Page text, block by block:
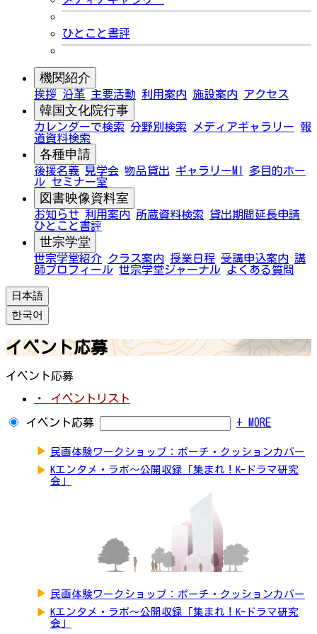
ひとこと書評
機関紹介
挨拶 沿革 主要活動 利用案内 施設案内 アクセス
韓国文化院行事
カレンダーで検索 分野別検索 メディアギャラリー 報
道資料検索
各種申請
後援名義 見学会 物品貸出 ギャラリーMI
多目的ホー
ル セミナー室
図書映像資料室
お知らせ 利用案内 所蔵資料検索
貸出期間延長申請
ひとこと書評
世宗学堂
世宗学堂紹介 クラス案内 授業日程 受講申込案内 講
師プロフィール 世宗学堂ジャーナル よくある質問
日本語
한국어
イベント応募
イベント応募
・ イベントリスト
イベント応募 + MORE
▶ 民画体験ワークショップ：ポーチ・クッションカバー
▶ Kエンタメ・ラボ～公開収録「集まれ！K-ドラマ研究
会」
▶ 民画体験ワークショップ：ポーチ・クッションカバー
▶ Kエンタメ・ラボ～公開収録「集まれ！K-ドラマ研究
会」